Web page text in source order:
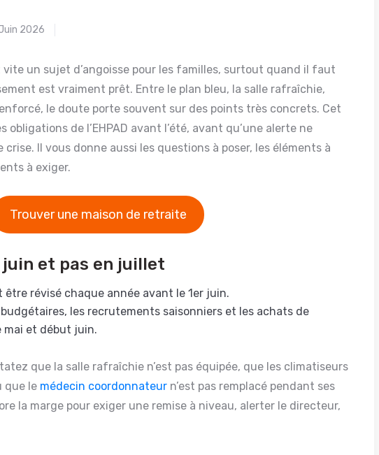
2026
un sujet d’angoisse pour les familles, surtout quand il faut
est vraiment prêt. Entre le plan bleu, la salle rafraîchie,
le doute porte souvent sur des points très concrets. Cet
de l’EHPAD avant l’été, avant qu’une alerte ne
Il vous donne aussi les questions à poser, les éléments à
à exiger.
Trouver une maison de retraite
et pas en juillet
être révisé chaque année avant le 1er juin.
les recrutements saisonniers et les achats de
mai et début juin.
que la salle rafraîchie n’est pas équipée, que les climatiseurs
que le médecin coordonnateur n’est pas remplacé pendant ses
la marge pour exiger une remise à niveau, alerter le directeur,